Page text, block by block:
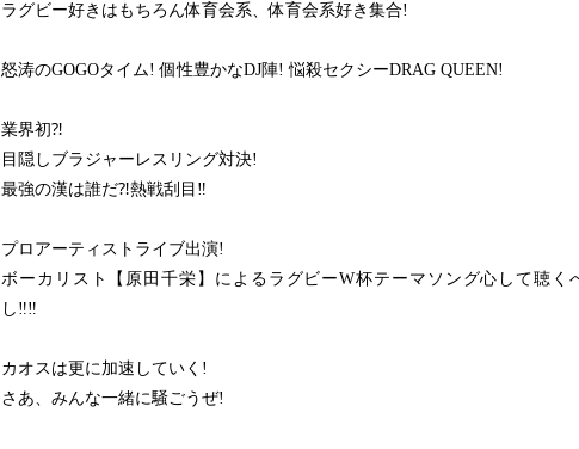
ラグビー好きはもちろん体育会系、体育会系好き集合!
怒涛のGOGOタイム! 個性豊かなDJ陣! 悩殺セクシーDRAG QUEEN!
業界初⁈
目隠しブラジャーレスリング対決!
最強の漢は誰だ⁈熱戦刮目‼︎
プロアーティストライブ出演!
ボーカリスト【原田千栄】によるラグビーW杯テーマソング心して聴く
し‼︎‼︎
カオスは更に加速していく!
さあ、みんな一緒に騒ごうぜ!